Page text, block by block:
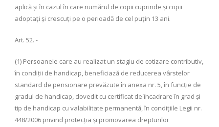
aplică şi în cazul în care numărul de copii cuprinde şi copii
adoptaţi şi crescuţi pe o perioadă de cel puţin 13 ani.
Art. 52. -
(1) Persoanele care au realizat un stagiu de cotizare contributiv,
în condiţii de handicap, beneficiază de reducerea vârstelor
standard de pensionare prevăzute în anexa nr. 5, în funcţie de
gradul de handicap, dovedit cu certificat de încadrare în grad şi
tip de handicap cu valabilitate permanentă, în condiţiile Legii nr.
448/2006 privind protecţia şi promovarea drepturilor